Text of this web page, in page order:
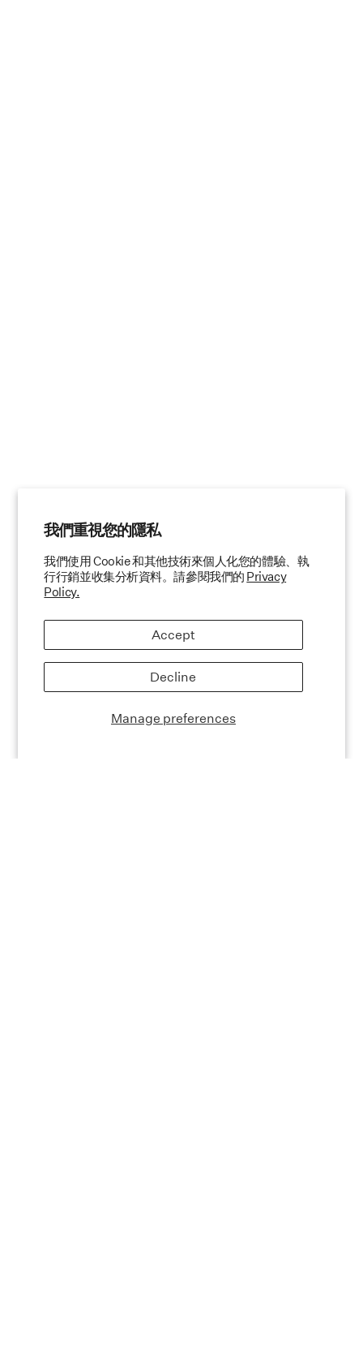
我們重視您的隱私
我們使用 Cookie 和其他技術來個人化您的體驗、執
行行銷並收集分析資料。請參閱我們的 Privacy
Policy.
Manage preferences
Accept
Decline